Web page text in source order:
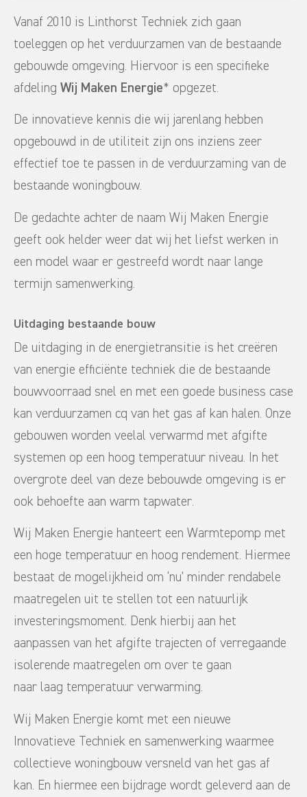
Vanaf 2010 is Linthorst Techniek zich gaan
toeleggen op het verduurzamen van de bestaande
gebouwde omgeving. Hiervoor is een specifieke
afdeling Wij Maken Energie* opgezet.
De innovatieve kennis die wij jarenlang hebben
opgebouwd in de utiliteit zijn ons inziens zeer
effectief toe te passen in de verduurzaming van de
bestaande woningbouw.
De gedachte achter de naam Wij Maken Energie
geeft ook helder weer dat wij het liefst werken in
een model waar er gestreefd wordt naar lange
termijn samenwerking.
Uitdaging bestaande bouw
De uitdaging in de energietransitie is het creëren
van energie efficiënte techniek die de bestaande
bouwvoorraad snel en met een goede business case
kan verduurzamen cq van het gas af kan halen. Onze
gebouwen worden veelal verwarmd met afgifte
systemen op een hoog temperatuur niveau. In het
overgrote deel van deze bebouwde omgeving is er
ook behoefte aan warm tapwater.
Wij Maken Energie hanteert een Warmtepomp met
een hoge temperatuur en hoog rendement. Hiermee
bestaat de mogelijkheid om ‘nu’ minder rendabele
maatregelen uit te stellen tot een natuurlijk
investeringsmoment. Denk hierbij aan het
aanpassen van het afgifte trajecten of verregaande
isolerende maatregelen om over te gaan
naar laag temperatuur verwarming.
Wij Maken Energie komt met een nieuwe
Innovatieve Techniek en samenwerking waarmee
collectieve woningbouw versneld van het gas af
kan. En hiermee een bijdrage wordt geleverd aan de